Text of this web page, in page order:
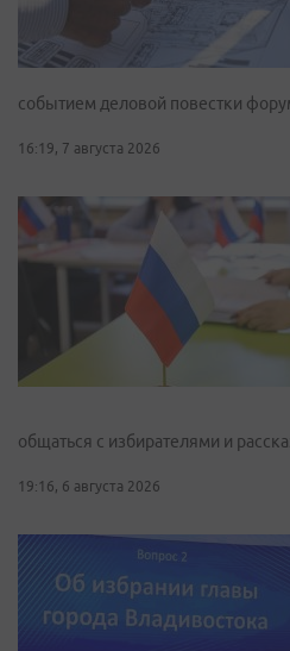
событием деловой повестки
16:19, 7 августа 2026
общаться с избирателями и
19:16, 6 августа 2026